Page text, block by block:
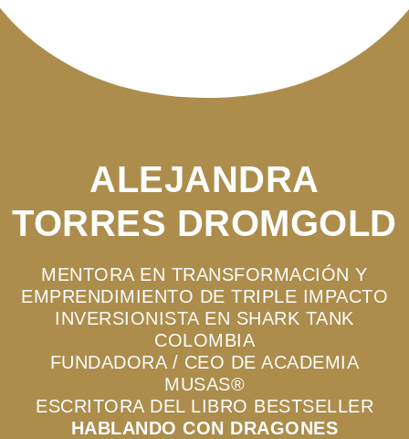
ALEJANDRA
TORRES DROMGOLD
MENTORA EN TRANSFORMACIÓN Y
EMPRENDIMIENTO DE TRIPLE IMPACTO
INVERSIONISTA EN SHARK TANK
COLOMBIA
FUNDADORA / CEO DE ACADEMIA
MUSAS®
ESCRITORA DEL LIBRO BESTSELLER
HABLANDO CON DRAGONES